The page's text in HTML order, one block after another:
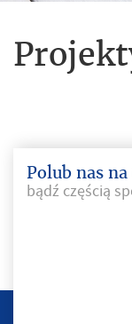
Polub nas na
bądź częścią